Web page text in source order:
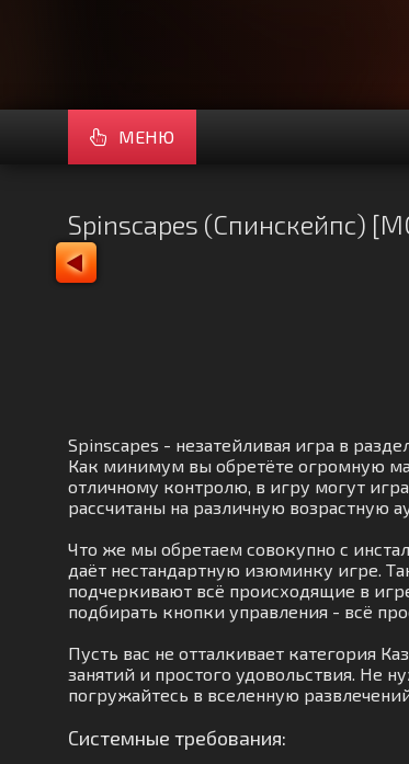
МЕНЮ
Spinscapes (Спинскейпс)
Spinscapes - незатейливая игра в
Как минимум вы обретёте огромную
отличному контролю, в игру могут
рассчитаны на различную возрастную
Что же мы обретаем совокупно с
даёт нестандартную изюминку игре.
подчеркивают всё происходящие в
подбирать кнопки управления - всё
Пусть вас не отталкивает категория
занятий и простого удовольствия. Не
погружайтесь в вселенную
Системные требования: